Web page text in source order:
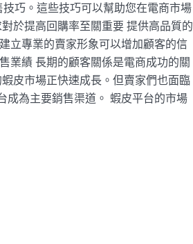
巧。這些技巧可以幫助您在電商市場
於提高回購率至關重要 提供高品質的
立專業的賣家形象可以增加顧客的信
業績 長期的顧客關係是電商成功的關
皮市場正快速成長。但賣家們也面臨
成為主要銷售渠道。 蝦皮平台的市場